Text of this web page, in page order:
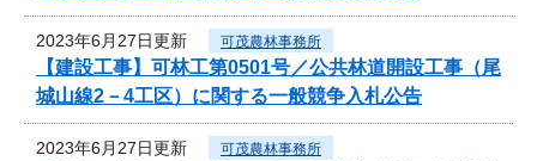
2023年6月27日更新 可茂農林事務所
【建設工事】可林工第0501号／公共林道開設工事（尾
城山線2－4工区）に関する一般競争入札公告
2023年6月27日更新 可茂農林事務所